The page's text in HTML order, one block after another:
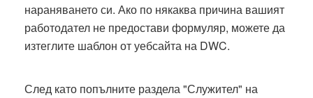
нараняването си. Ако по някаква причина вашият
работодател не предостави формуляр, можете да
изтеглите шаблон от уебсайта на DWC.
След като попълните раздела "Служител" на